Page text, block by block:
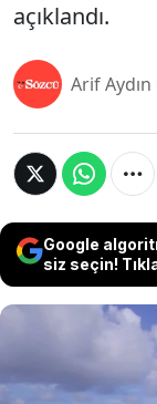
açıklandı.
Arif
Google
siz seçin!